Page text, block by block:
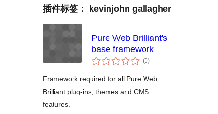
插件标签： kevinjohn gallagher
Pure Web Brilliant's
base framework
(0总
评)
Framework required for all Pure Web
Brilliant plug-ins, themes and CMS
features.